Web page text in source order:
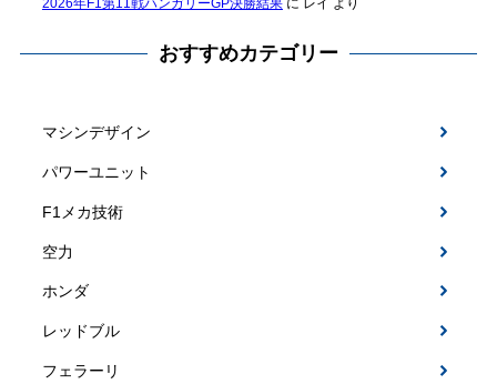
2026年F1第11戦ハンガリーGP決勝結果に レイ より
おすすめカテゴリー
マシンデザイン
パワーユニット
F1メカ技術
空力
ホンダ
レッドブル
フェラーリ